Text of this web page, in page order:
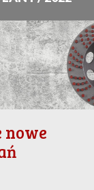
nowe